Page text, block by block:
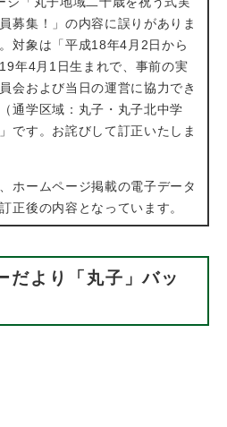
募集！」の内容に誤りがありま
対象は「平成18年4月2日から
年4月1日生まれで、事前の実
会および当日の運営に協力でき
通学区域：丸子・丸子北中学
です。​お詫びして訂正いたしま
ホームページ掲載の電子データ
正後の内容となっています。
だより「丸子」バッ